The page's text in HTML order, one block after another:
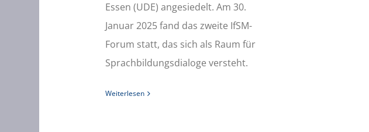
Essen (UDE) angesiedelt. Am 30.
Januar 2025 fand das zweite IfSM-
Forum statt, das sich als Raum für
Sprachbildungsdialoge versteht.
Weiterlesen